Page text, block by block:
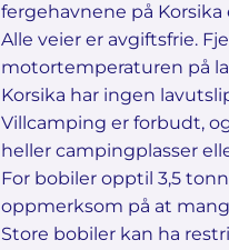
fergehavnene på Korsika
Alle veier er avgiftsfrie.
motortemperaturen på
Korsika har ingen
Villcamping er forbudt,
heller campingplasser
For bobiler opptil 3,5
oppmerksom på at
Store bobiler kan ha